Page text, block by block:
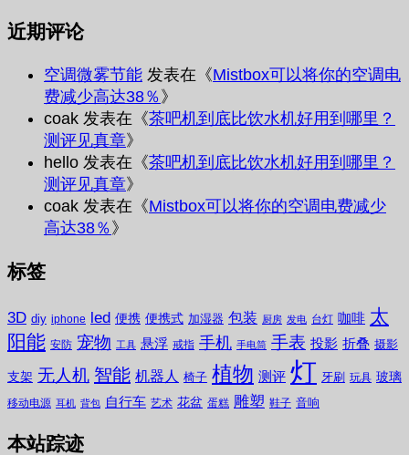
近期评论
空调微雾节能 发表在《Mistbox可以将你的空调电
费减少高达38％ 》
coak 发表在《茶吧机到底比饮水机好用到哪里？
测评见真章》
hello 发表在《茶吧机到底比饮水机好用到哪里？
测评见真章》
coak 发表在《Mistbox可以将你的空调电费减少
高达38％ 》
标签
3D diy iphone led 便携 便携式 加湿器 包装 厨房 发电 台灯 咖啡 太
阳能 安防 宠物 工具 悬浮 戒指 手机 手电筒 手表 投影 折叠 摄影
支架 无人机 智能 机器人 椅子 植物 测评 灯 牙刷 玩具 玻璃
移动电源 耳机 背包 自行车 艺术 花盆 蛋糕 雕塑 鞋子 音响
本站踪迹